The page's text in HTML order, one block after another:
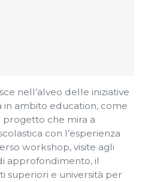
nell’alveo delle iniziative
in ambito education, come
progetto che mira a
con l’esperienza
workshop, visite agli
approfondimento, il
superiori e università per